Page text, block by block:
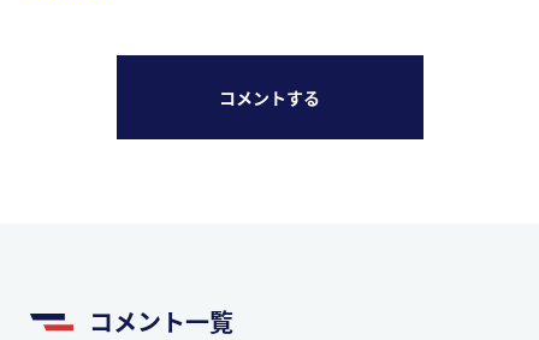
コメントする
コメント一覧